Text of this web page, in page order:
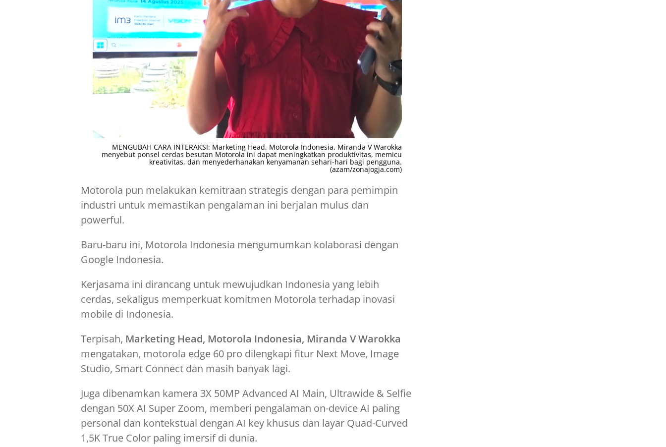
MENGUBAH CARA INTERAKSI: Marketing Head, Motorola Indonesia, Miranda V Warokka
menyebut ponsel cerdas besutan Motorola ini dapat meningkatkan produktivitas, memicu
kreativitas, dan menyederhanakan kenyamanan sehari-hari bagi pengguna.
(azam/zonajogja.com)
Motorola pun melakukan kemitraan strategis dengan para pemimpin
industri untuk memastikan pengalaman ini berjalan mulus dan
powerful.
Baru-baru ini, Motorola Indonesia mengumumkan kolaborasi dengan
Google Indonesia.
Kerjasama ini dirancang untuk mewujudkan Indonesia yang lebih
cerdas, sekaligus memperkuat komitmen Motorola terhadap inovasi
mobile di Indonesia.
Terpisah, Marketing Head, Motorola Indonesia, Miranda V Warokka
mengatakan, motorola edge 60 pro dilengkapi fitur Next Move, Image
Studio, Smart Connect dan masih banyak lagi.
Juga dibenamkan kamera 3X 50MP Advanced AI Main, Ultrawide & Selfie
dengan 50X AI Super Zoom, memberi pengalaman on-device AI paling
personal dan kontekstual dengan AI key khusus dan layar Quad-Curved
1,5K True Color paling imersif di dunia.